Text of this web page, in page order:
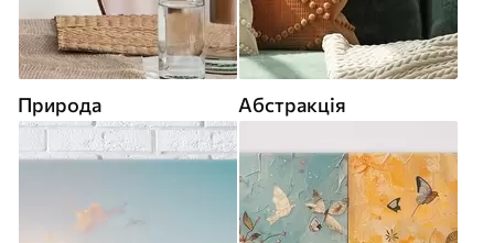
Природа Абстракція